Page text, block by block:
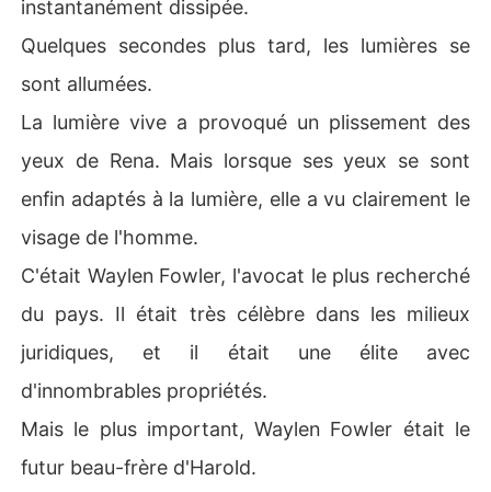
instantanément dissipée.
Quelques secondes plus tard, les lumières se
sont allumées.
La lumière vive a provoqué un plissement des
yeux de Rena. Mais lorsque ses yeux se sont
enfin adaptés à la lumière, elle a vu clairement le
visage de l'homme.
C'était Waylen Fowler, l'avocat le plus recherché
du pays. Il était très célèbre dans les milieux
juridiques, et il était une élite avec
d'innombrables propriétés.
Mais le plus important, Waylen Fowler était le
futur beau-frère d'Harold.